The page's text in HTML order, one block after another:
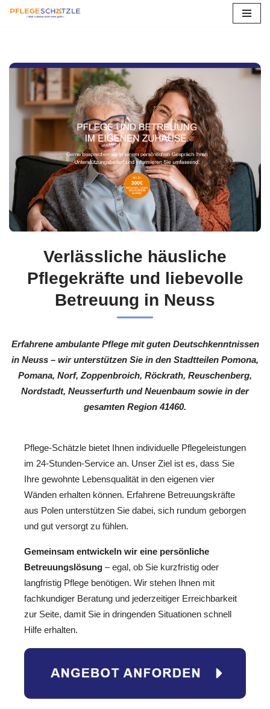
springen
Verlässliche häusliche
Pflegekräfte und liebevolle
Betreuung in Neuss
Erfahrene ambulante Pflege mit guten Deutschkenntnissen
in Neuss – wir unterstützen Sie in den Stadtteilen Pomona,
Pomana, Norf, Zoppenbroich, Röckrath, Reuschenberg,
Nordstadt, Neusserfurth und Neuenbaum sowie in der
gesamten Region 41460.
Pflege-Schätzle bietet Ihnen individuelle Pflegeleistungen
im 24-Stunden-Service an. Unser Ziel ist es, dass Sie
Ihre gewohnte Lebensqualität in den eigenen vier
Wänden erhalten können. Erfahrene Betreuungskräfte
aus Polen unterstützen Sie dabei, sich rundum geborgen
und gut versorgt zu fühlen.
Gemeinsam entwickeln wir eine persönliche
Betreuungslösung – egal, ob Sie kurzfristig oder
langfristig Pflege benötigen. Wir stehen Ihnen mit
fachkundiger Beratung und jederzeitiger Erreichbarkeit
zur Seite, damit Sie in dringenden Situationen schnell
Hilfe erhalten.